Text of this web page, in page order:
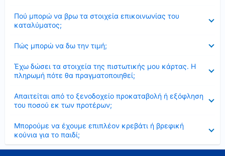
Πού μπορώ να βρω τα στοιχεία επικοινωνίας του
καταλύματος;
Πώς μπορώ να δω την τιμή;
Έχω δώσει τα στοιχεία της πιστωτικής μου κάρτας. Η
πληρωμή πότε θα πραγματοποιηθεί;
Απαιτείται από το ξενοδοχείο προκαταβολή ή εξόφληση
του ποσού εκ των προτέρων;
Μπορούμε να έχουμε επιπλέον κρεβάτι ή βρεφική
κούνια για το παιδί;